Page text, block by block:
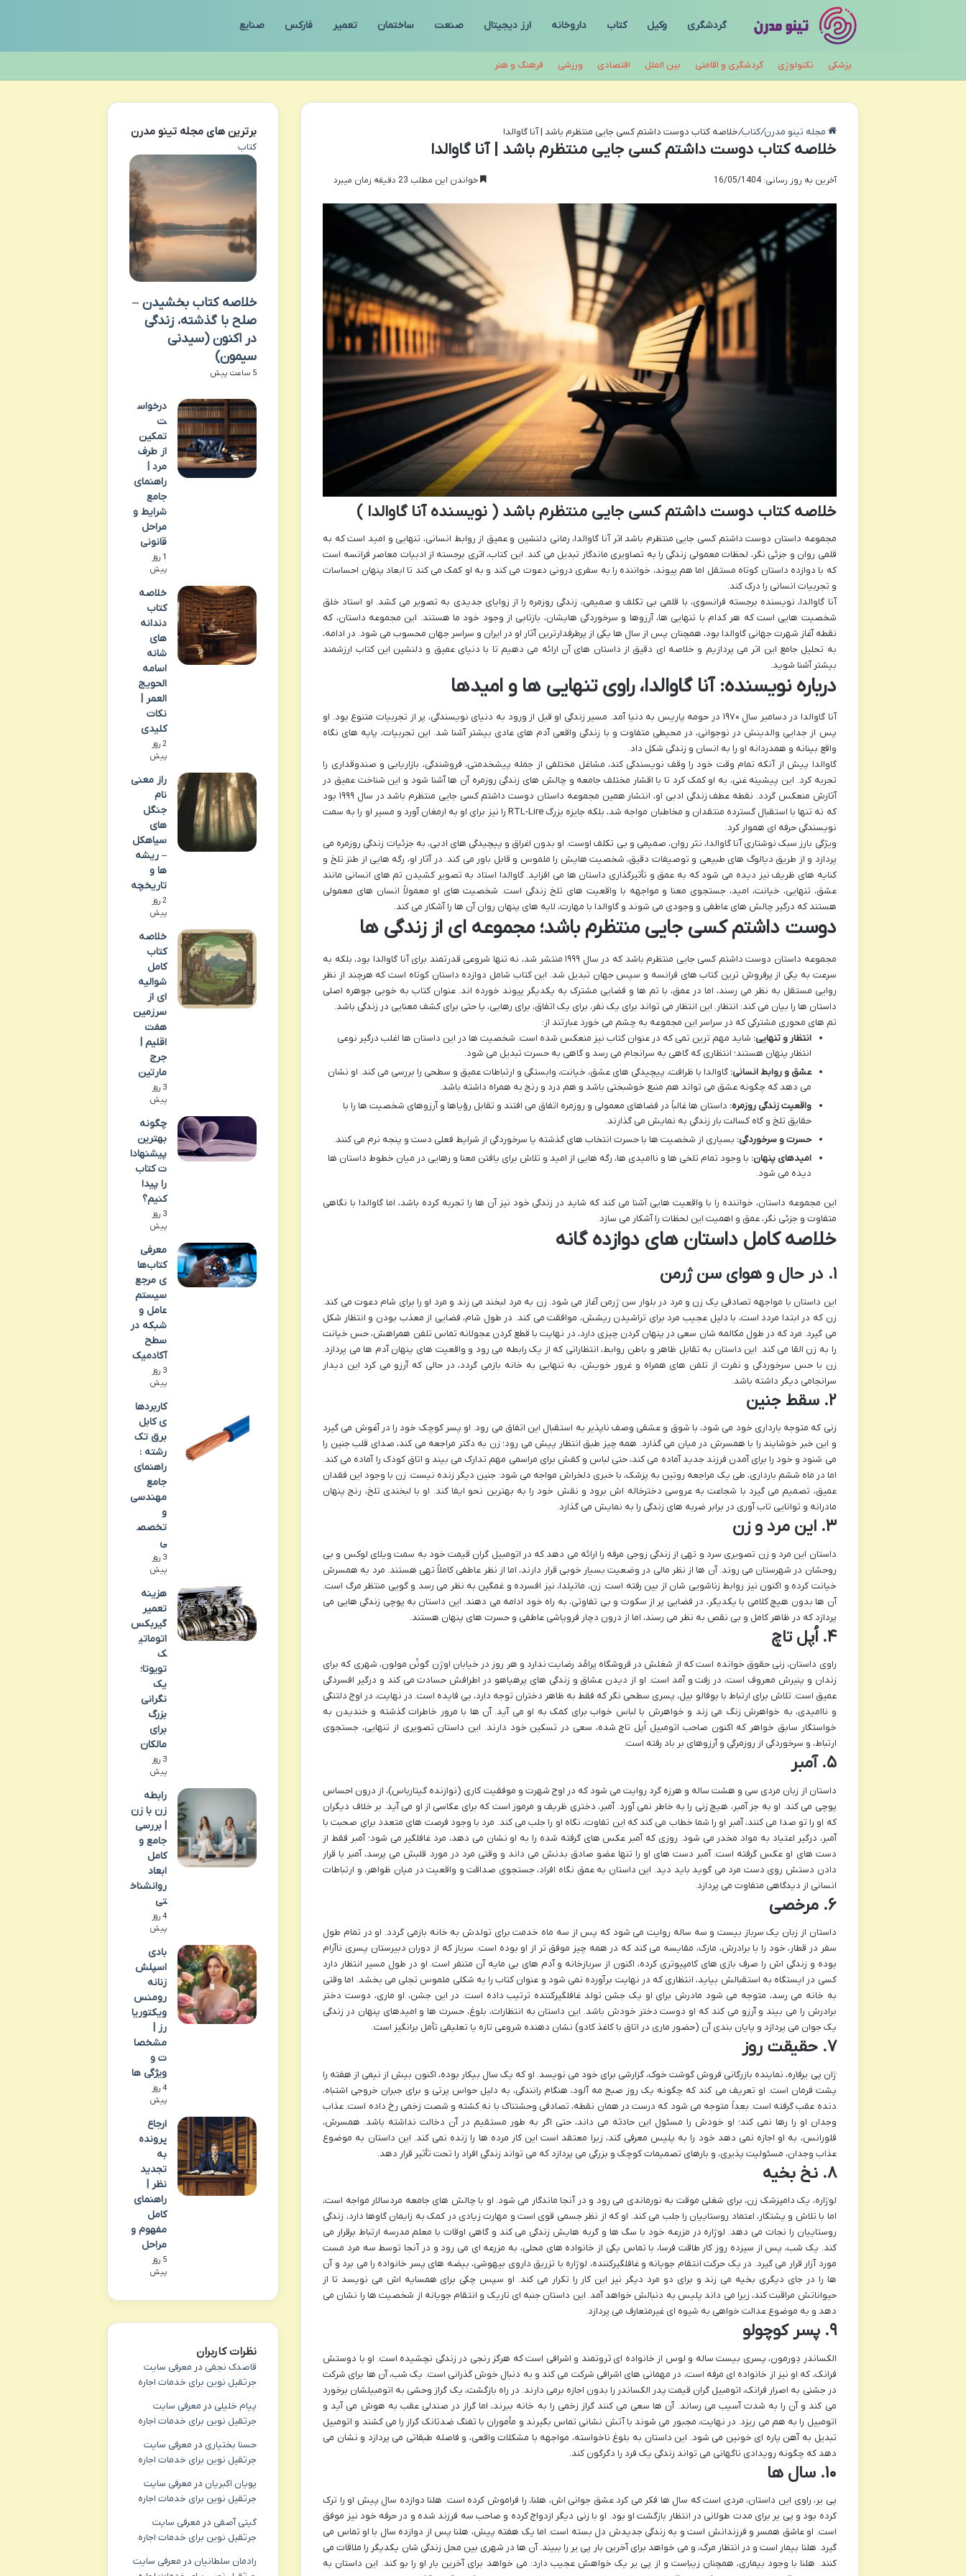
گردشگری وکیل کتاب داروخانه ارز دیجیتال صنعت ساختمان تعمیر فارکس صنایع
پزشکی تکنولوژی گردشگری و اقامتی بین الملل اقتصادی ورزشی فرهنگ و هنر
مجله تینو مدرن/کتاب/خلاصه کتاب دوست داشتم کسی جایی منتظرم باشد | آنا گاوالدا
خلاصه کتاب دوست داشتم کسی جایی منتظرم باشد | آنا گاوالدا
آخرین به روز رسانی: 16/05/1404 خواندن این مطلب 23 دقیقه زمان میبرد
خلاصه کتاب دوست داشتم کسی جایی منتظرم باشد ( نویسنده آنا گاوالدا )
مجموعه داستان دوست داشتم کسی جایی منتظرم باشد اثر آنا گاوالدا، رمانی دلنشین و عمیق از روابط انسانی، تنهایی و امید است که به
قلمی روان و جزئی نگر، لحظات معمولی زندگی را به تصاویری ماندگار تبدیل می کند. این کتاب، اثری برجسته از ادبیات معاصر فرانسه است
که با دوازده داستان کوتاه مستقل اما هم پیوند، خواننده را به سفری درونی دعوت می کند و به او کمک می کند تا ابعاد پنهان احساسات
و تجربیات انسانی را درک کند.
آنا گاوالدا، نویسنده برجسته فرانسوی، با قلمی بی تکلف و صمیمی، زندگی روزمره را از زوایای جدیدی به تصویر می کشد. او استاد خلق
شخصیت هایی است که هر کدام با تنهایی ها، آرزوها و سرخوردگی هایشان، بازتابی از وجود خود ما هستند. این مجموعه داستان، که
نقطه آغاز شهرت جهانی گاوالدا بود، همچنان پس از سال ها یکی از پرطرفدارترین آثار او در ایران و سراسر جهان محسوب می شود. در ادامه،
به تحلیل جامع این اثر می پردازیم و خلاصه ای دقیق از داستان های آن ارائه می دهیم تا با دنیای عمیق و دلنشین این کتاب ارزشمند
بیشتر آشنا شوید.
درباره نویسنده: آنا گاوالدا، راوی تنهایی ها و امیدها
آنا گاوالدا در دسامبر سال ۱۹۷۰ در حومه پاریس به دنیا آمد. مسیر زندگی او قبل از ورود به دنیای نویسندگی، پر از تجربیات متنوع بود. او
پس از جدایی والدینش در نوجوانی، در محیطی متفاوت و با زندگی واقعی آدم های عادی بیشتر آشنا شد. این تجربیات، پایه های نگاه
واقع بینانه و همدردانه او را به انسان و زندگی شکل داد.
گاوالدا پیش از آنکه تمام وقت خود را وقف نویسندگی کند، مشاغل مختلفی از جمله پیشخدمتی، فروشندگی، بازاریابی و صندوقداری را
تجربه کرد. این پیشینه غنی، به او کمک کرد تا با اقشار مختلف جامعه و چالش های زندگی روزمره آن ها آشنا شود و این شناخت عمیق در
آثارش منعکس گردد. نقطه عطف زندگی ادبی او، انتشار همین مجموعه داستان دوست داشتم کسی جایی منتظرم باشد در سال ۱۹۹۹ بود
که نه تنها با استقبال گسترده منتقدان و مخاطبان مواجه شد، بلکه جایزه بزرگ RTL-Lire را نیز برای او به ارمغان آورد و مسیر او را به سمت
نویسندگی حرفه ای هموار کرد.
ویژگی بارز سبک نوشتاری آنا گاوالدا، نثر روان، صمیمی و بی تکلف اوست. او بدون اغراق و پیچیدگی های ادبی، به جزئیات زندگی روزمره می
پردازد و از طریق دیالوگ های طبیعی و توصیفات دقیق، شخصیت هایش را ملموس و قابل باور می کند. در آثار او، رگه هایی از طنز تلخ و
کنایه های ظریف نیز دیده می شود که به عمق و تأثیرگذاری داستان ها می افزاید. گاوالدا استاد به تصویر کشیدن تم های انسانی مانند
عشق، تنهایی، خیانت، امید، جستجوی معنا و مواجهه با واقعیت های تلخ زندگی است. شخصیت های او معمولاً انسان های معمولی
هستند که درگیر چالش های عاطفی و وجودی می شوند و گاوالدا با مهارت، لایه های پنهان روان آن ها را آشکار می کند.
دوست داشتم کسی جایی منتظرم باشد؛ مجموعه ای از زندگی ها
مجموعه داستان دوست داشتم کسی جایی منتظرم باشد که در سال ۱۹۹۹ منتشر شد، نه تنها شروعی قدرتمند برای آنا گاوالدا بود، بلکه به
سرعت به یکی از پرفروش ترین کتاب های فرانسه و سپس جهان تبدیل شد. این کتاب شامل دوازده داستان کوتاه است که هرچند از نظر
روایی مستقل به نظر می رسند، اما در عمق، با تم ها و فضایی مشترک به یکدیگر پیوند خورده اند. عنوان کتاب به خوبی جوهره اصلی
داستان ها را بیان می کند: انتظار. این انتظار می تواند برای یک نفر، برای یک اتفاق، برای رهایی، یا حتی برای کشف معنایی در زندگی باشد.
تم های محوری مشترکی که در سراسر این مجموعه به چشم می خورد عبارتند از:
انتظار و تنهایی: شاید مهم ترین تمی که در عنوان کتاب نیز منعکس شده است. شخصیت ها در این داستان ها اغلب درگیر نوعی
انتظار پنهان هستند؛ انتظاری که گاهی به سرانجام می رسد و گاهی به حسرت تبدیل می شود.
عشق و روابط انسانی: گاوالدا با ظرافت، پیچیدگی های عشق، خیانت، وابستگی و ارتباطات عمیق و سطحی را بررسی می کند. او نشان
می دهد که چگونه عشق می تواند هم منبع خوشبختی باشد و هم درد و رنج به همراه داشته باشد.
واقعیت زندگی روزمره: داستان ها غالباً در فضاهای معمولی و روزمره اتفاق می افتند و تقابل رؤیاها و آرزوهای شخصیت ها را با
حقایق تلخ و گاه کسالت بار زندگی به نمایش می گذارند.
حسرت و سرخوردگی: بسیاری از شخصیت ها با حسرت انتخاب های گذشته یا سرخوردگی از شرایط فعلی دست و پنجه نرم می کنند.
امیدهای پنهان: با وجود تمام تلخی ها و ناامیدی ها، رگه هایی از امید و تلاش برای یافتن معنا و رهایی در میان خطوط داستان ها
دیده می شود.
این مجموعه داستان، خواننده را با واقعیت هایی آشنا می کند که شاید در زندگی خود نیز آن ها را تجربه کرده باشد، اما گاوالدا با نگاهی
متفاوت و جزئی نگر، عمق و اهمیت این لحظات را آشکار می سازد.
خلاصه کامل داستان های دوازده گانه
۱. در حال و هوای سن ژرمن
این داستان با مواجهه تصادفی یک زن و مرد در بلوار سن ژرمن آغاز می شود. زن به مرد لبخند می زند و مرد او را برای شام دعوت می کند.
زن که در ابتدا مردد است، با دلیل عجیب مرد برای تراشیدن ریشش، موافقت می کند. در طول شام، فضایی از معذب بودن و انتظار شکل
می گیرد. مرد که در طول مکالمه شان سعی در پنهان کردن چیزی دارد، در نهایت با قطع کردن عجولانه تماس تلفن همراهش، حس خیانت
را به زن القا می کند. این داستان به تقابل ظاهر و باطن روابط، انتظاراتی که از یک رابطه می رود و واقعیت های پنهان آدم ها می پردازد.
زن با حس سرخوردگی و نفرت از تلفن های همراه و غرور خویش، به تنهایی به خانه بازمی گردد، در حالی که آرزو می کرد این دیدار
سرانجامی دیگر داشته باشد.
۲. سقط جنین
زنی که متوجه بارداری خود می شود، با شوق و عشقی وصف ناپذیر به استقبال این اتفاق می رود. او پسر کوچک خود را در آغوش می گیرد
و این خبر خوشایند را با همسرش در میان می گذارد. همه چیز طبق انتظار پیش می رود؛ زن به دکتر مراجعه می کند، صدای قلب جنین را
می شنود و خود را برای آمدن فرزند جدید آماده می کند، حتی لباس و کفش برای مراسمی مهم تدارک می بیند و اتاق کودک را آماده می کند.
اما در ماه ششم بارداری، طی یک مراجعه روتین به پزشک، با خبری دلخراش مواجه می شود: جنین دیگر زنده نیست. زن با وجود این فقدان
عمیق، تصمیم می گیرد با شجاعت به عروسی دخترخاله اش برود و نقش خود را به بهترین نحو ایفا کند. او با لبخندی تلخ، رنج پنهان
مادرانه و توانایی تاب آوری در برابر ضربه های زندگی را به نمایش می گذارد.
۳. این مرد و زن
داستان این مرد و زن تصویری سرد و تهی از زندگی زوجی مرفه را ارائه می دهد که در اتومبیل گران قیمت خود به سمت ویلای لوکس و بی
روحشان در شهرستان می روند. آن ها از نظر مالی در وضعیت بسیار خوبی قرار دارند، اما از نظر عاطفی کاملاً تهی هستند. مرد به همسرش
خیانت کرده و اکنون نیز روابط زناشویی شان از بین رفته است. زن، ماتیلدا، نیز افسرده و غمگین به نظر می رسد و گویی منتظر مرگ است.
آن ها بدون هیچ کلامی با یکدیگر، در فضایی پر از سکوت و بی تفاوتی، به راه خود ادامه می دهند. این داستان به پوچی زندگی هایی می
پردازد که در ظاهر کامل و بی نقص به نظر می رسند، اما از درون دچار فروپاشی عاطفی و حسرت های پنهان هستند.
۴. اُپل تاچ
راوی داستان، زنی حقوق خوانده است که از شغلش در فروشگاه پرامُد رضایت ندارد و هر روز در خیابان اوژن گونُن مولون، شهری که برای
زندان و پنیرش معروف است، در رفت و آمد است. او از دیدن عشاق و زندگی های پرهیاهو در اطرافش حسادت می کند و درگیر افسردگی
عمیق است. تلاش برای ارتباط با بوفالو بیل، پسری سطحی نگر که فقط به ظاهر دختران توجه دارد، بی فایده است. در نهایت، در اوج دلتنگی
و ناامیدی، به خواهرش زنگ می زند و خواهرش با لباس خواب برای کمک به او می آید. آن ها با مرور خاطرات گذشته و خندیدن به
خواستگار سابق خواهر که اکنون صاحب اتومبیل اُپل تاچ شده، سعی در تسکین خود دارند. این داستان تصویری از تنهایی، جستجوی
ارتباط، و سرخوردگی از روزمرگی و آرزوهای بر باد رفته است.
۵. آمبر
داستان از زبان مردی سی و هشت ساله و هرزه گرد روایت می شود که در اوج شهرت و موفقیت کاری (نوازنده گیتارباس)، از درون احساس
پوچی می کند. او به جز آمبر، هیچ زنی را به خاطر نمی آورد. آمبر، دختری ظریف و مرموز است که برای عکاسی از او می آید. بر خلاف دیگران
که او را تو صدا می کنند، آمبر او را شما خطاب می کند که این تفاوت، نگاه او را جلب می کند. مرد با وجود فرصت های متعدد برای صحبت با
آمبر، درگیر اعتیاد به مواد مخدر می شود. روزی که آمبر عکس های گرفته شده را به او نشان می دهد، مرد غافلگیر می شود؛ آمبر فقط از
دست های او عکس گرفته است. آمبر دست های او را تنها عضو صادق بدنش می داند و وقتی مرد در مورد قلبش می پرسد، آمبر با قرار
دادن دستش روی دست مرد می گوید باید دید. این داستان به عمق نگاه افراد، جستجوی صداقت و واقعیت در میان ظواهر، و ارتباطات
انسانی از دیدگاهی متفاوت می پردازد.
۶. مرخصی
داستان از زبان یک سرباز بیست و سه ساله روایت می شود که پس از سه ماه خدمت برای تولدش به خانه بازمی گردد. او در تمام طول
سفر در قطار، خود را با برادرش، مارک، مقایسه می کند که در همه چیز موفق تر از او بوده است. سرباز که از دوران دبیرستان پسری ناآرام
بوده و زندگی اش را صرف بازی های کامپیوتری کرده، اکنون از سربازخانه و آدم های بی مایه آن متنفر است. او در طول مسیر انتظار دارد
کسی در ایستگاه به استقبالش بیاید، انتظاری که در نهایت برآورده نمی شود و عنوان کتاب را به شکلی ملموس تجلی می بخشد. اما وقتی
به خانه می رسد، متوجه می شود مادرش برای او یک جشن تولد غافلگیرکننده ترتیب داده است. در این جشن، او ماری، دوست دختر
برادرش را می بیند و آرزو می کند که او دوست دختر خودش باشد. این داستان به انتظارات، بلوغ، حسرت ها و امیدهای پنهان در زندگی
یک جوان می پردازد و پایان بندی آن (حضور ماری در اتاق با کاغذ کادو) نشان دهنده شروعی تازه یا تعلیقی تأمل برانگیز است.
۷. حقیقت روز
ژان پی یرفاره، نماینده بازرگانی فروش گوشت خوک، گزارشی برای خود می نویسد. او که یک سال بیکار بوده، اکنون بیش از نیمی از هفته را
پشت فرمان است. او تعریف می کند که چگونه یک روز صبح مه آلود، هنگام رانندگی، به دلیل حواس پرتی و برای جبران خروجی اشتباه،
دنده عقب گرفته است. بعداً متوجه می شود که درست در همان نقطه، تصادفی وحشتناک با نه کشته و شصت زخمی رخ داده است. عذاب
وجدان او را رها نمی کند؛ او خودش را مسئول این حادثه می داند، حتی اگر به طور مستقیم در آن دخالت نداشته باشد. همسرش،
فلورانس، به او اجازه نمی دهد خود را به پلیس معرفی کند، زیرا معتقد است این کار مرده ها را زنده نمی کند. این داستان به موضوع
عذاب وجدان، مسئولیت پذیری، و بارهای تصمیمات کوچک و بزرگی می پردازد که می تواند زندگی افراد را تحت تأثیر قرار دهد.
۸. نخ بخیه
لوژاره، یک دامپزشک زن، برای شغلی موقت به نورماندی می رود و در آنجا ماندگار می شود. او با چالش های جامعه مردسالار مواجه است،
اما با تلاش و پشتکار، اعتماد روستاییان را جلب می کند. او که از نظر جسمی قوی است و مهارت زیادی در کمک به زایمان گاوها دارد، زندگی
روستاییان را نجات می دهد. لوژاره در مزرعه خود با سگ ها و گربه هایش زندگی می کند و گاهی اوقات با معلم مدرسه ارتباط برقرار می
کند. یک شب، پس از سیزده روز کار طاقت فرسا، با تماس یکی از خانواده های محلی، به مزرعه ای می رود و در آنجا توسط سه مرد مست
مورد آزار قرار می گیرد. در یک حرکت انتقام جویانه و غافلگیرکننده، لوژاره با تزریق داروی بیهوشی، بیضه های پسر خانواده را می برد و آن
ها را در جای دیگری بخیه می زند و برای دو مرد دیگر نیز این کار را تکرار می کند. او سپس چکی برای همسایه اش می نویسد تا از
حیواناتش مراقبت کند، زیرا می داند پلیس به دنبالش خواهد آمد. این داستان جنبه ای تاریک و انتقام جویانه از شخصیت ها را نشان می
دهد و به موضوع عدالت خواهی به شیوه ای غیرمتعارف می پردازد.
۹. پسر کوچولو
الکساندر دِورمون، پسری بیست ساله و لوس از خانواده ای ثروتمند و اشرافی است که هرگز رنجی در زندگی نچشیده است. او با دوستش
فرانک، که او نیز از خانواده ای مرفه است، در مهمانی های اشرافی شرکت می کند و به دنبال خوش گذرانی است. یک شب، آن ها برای شرکت
در جشنی به اصرار فرانک، اتومبیل گران قیمت پدر الکساندر را بدون اجازه برمی دارند. در راه بازگشت، یک گراز وحشی به اتومبیلشان برخورد
می کند و آن را به شدت آسیب می رساند. آن ها سعی می کنند گراز زخمی را به خانه ببرند، اما گراز در صندلی عقب به هوش می آید و
اتومبیل را به هم می ریزد. در نهایت، مجبور می شوند با آتش نشانی تماس بگیرند و مأموران با تفنگ ضدتانک گراز را می کشند و اتومبیل
تبدیل به آهن پاره ای خونین می شود. این داستان به بلوغ ناخواسته، مواجهه با مشکلات واقعی، و فاصله طبقاتی می پردازد و نشان می
دهد که چگونه رویدادی ناگهانی می تواند زندگی یک فرد را دگرگون کند.
۱۰. سال ها
پی یر، راوی این داستان، مردی است که سال ها فکر می کرد عشق جوانی اش، هلنا، را فراموش کرده است. هلنا دوازده سال پیش او را ترک
کرده بود و پی یر برای مدت طولانی در انتظار بازگشت او بود. او با زنی دیگر ازدواج کرده و صاحب سه فرزند شده و در حرفه خود نیز موفق
است. او عاشق همسر و فرزندانش است و به زندگی جدیدش دل بسته است. اما یک هفته پیش، هلنا پس از دوازده سال با او تماس می
گیرد. هلنا بیمار است و در انتظار مرگ، و می خواهد برای آخرین بار پی یر را ببیند. آن ها در شهری بین محل زندگی شان یکدیگر را ملاقات می
کنند. هلنا با وجود بیماری، همچنان زیباست و از پی یر یک خواهش عجیب دارد: می خواهد برای آخرین بار او را بو کند. این داستان به
برترین های مجله تینو مدرن
کتاب
خلاصه کتاب بخشیدن –
صلح با گذشته، زندگی
در اکنون (سیدنی
سیمون)
5 ساعت پیش
درخواس
ت
تمکین
از طرف
مرد |
راهنمای
جامع
شرایط و
مراحل
قانونی
1 روز
پیش
خلاصه
کتاب
دندانه
های
شانه
اسامه
الحویج
العمر |
نکات
کلیدی
2 روز
پیش
راز معنی
نام
جنگل
های
سیاهکل
– ریشه
ها و
تاریخچه
2 روز
پیش
خلاصه
کتاب
کامل
شوالیه
ای از
سرزمین
هفت
اقلیم |
جرج
مارتین
3 روز
پیش
چگونه
بهترین
پیشنهادا
ت کتاب
را پیدا
کنیم؟
3 روز
پیش
معرفی
کتاب‌ها
ی مرجع
سیستم
عامل و
شبکه در
سطح
آکادمیک
3 روز
پیش
کاربردها
ی کابل
برق تک
رشته :
راهنمای
جامع
مهندسی
و
تخصص
ی
3 روز
پیش
هزینه
تعمیر
گیربکس
اتوماتی
ک
تویوتا؛
یک
نگرانی
بزرگ
برای
مالکان
3 روز
پیش
رابطه
زن با زن
| بررسی
جامع و
کامل
ابعاد
روانشناخ
تی
4 روز
پیش
بادی
اسپلش
زنانه
رومنس
ویکتوریا
رز |
مشخصا
ت و
ویژگی ها
4 روز
پیش
ارجاع
پرونده
به
تجدید
نظر |
راهنمای
کامل
مفهوم و
مراحل
5 روز
پیش
نظرات کاربران
قاصدک نجفی در معرفی سایت
جرثقیل نوین برای خدمات اجاره
پیام خلیلی در معرفی سایت
جرثقیل نوین برای خدمات اجاره
حسنا بختیاری در معرفی سایت
جرثقیل نوین برای خدمات اجاره
پویان اکبریان در معرفی سایت
جرثقیل نوین برای خدمات اجاره
گیتی آصفی در معرفی سایت
جرثقیل نوین برای خدمات اجاره
رادمان سلطانیان در معرفی سایت